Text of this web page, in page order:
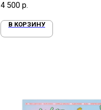
4 500 р.
В КОРЗИНУ